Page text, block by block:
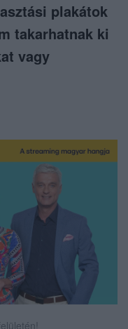
plakátok
takarhatnak ki
vagy